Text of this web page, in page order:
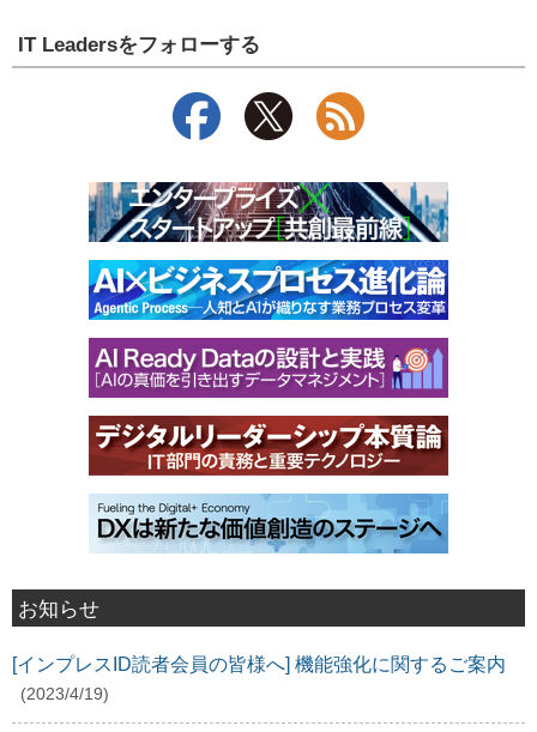
IT Leadersをフォローする
お知らせ
[インプレスID読者会員の皆様へ] 機能強化に関するご案内
(2023/4/19)